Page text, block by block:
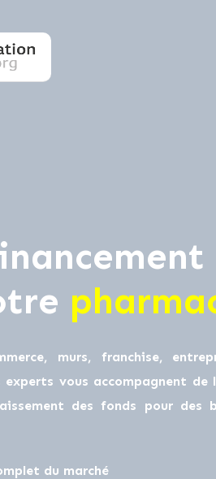
murs, franchise,
experts vous accompagnent
des fonds pour des
du marché
0
0